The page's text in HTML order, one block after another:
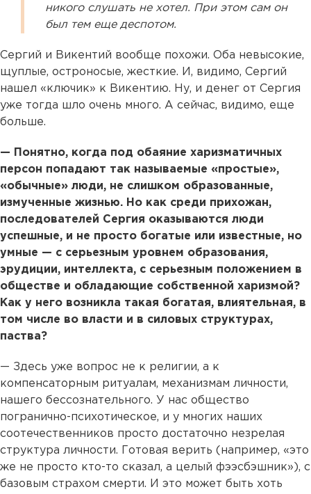
никого слушать не хотел. При этом сам он
был тем еще деспотом.
Сергий и Викентий вообще похожи. Оба невысокие,
щуплые, остроносые, жесткие. И, видимо, Сергий
нашел «ключик» к Викентию. Ну, и денег от Сергия
уже тогда шло очень много. А сейчас, видимо, еще
больше.
— Понятно, когда под обаяние харизматичных
персон попадают так называемые «простые»,
«обычные» люди, не слишком образованные,
измученные жизнью. Но как среди прихожан,
последователей Сергия оказываются люди
успешные, и не просто богатые или известные, но
умные — с серьезным уровнем образования,
эрудиции, интеллекта, с серьезным положением в
обществе и обладающие собственной харизмой?
Как у него возникла такая богатая, влиятельная, в
том числе во власти и в силовых структурах,
паства?
— Здесь уже вопрос не к религии, а к
компенсаторным ритуалам, механизмам личности,
нашего бессознательного. У нас общество
погранично-психотическое, и у многих наших
соотечественников просто достаточно незрелая
структура личности. Готовая верить (например, «это
же не просто кто-то сказал, а целый фээсбэшник»), с
базовым страхом смерти. И это может быть хоть